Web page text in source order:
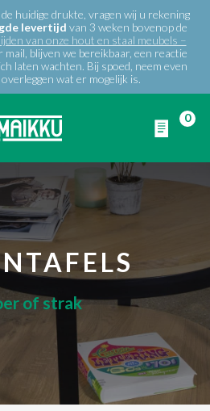
huidige drukte, vragen wij u rekening
levertijd van 3 weken bovenop de
van onze hout en staal meubels –
mail, blijven we bereikbaar, een reactie
laten wachten. Bij spoed, neem even
wat er mogelijk is.
0
ZIJN WIJ
SALE
of strak